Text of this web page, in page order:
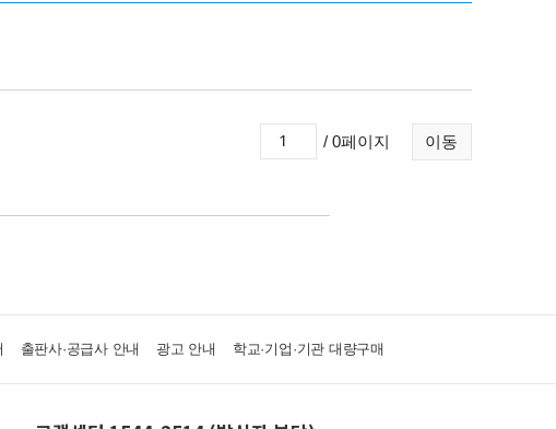
이동
/ 0페이지
출판사·공급사 안내 광고 안내 학교·기업·기관 대량구매